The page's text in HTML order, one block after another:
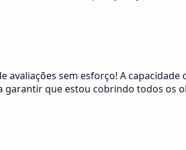
sem esforço! A
que estou cobrindo todos os